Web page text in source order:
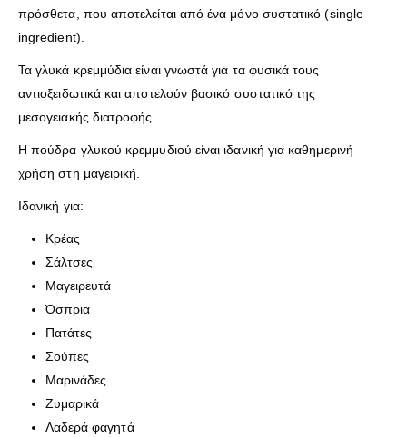
πρόσθετα, που αποτελείται από ένα μόνο συστατικό (single
ingredient).
Τα γλυκά κρεμμύδια είναι γνωστά για τα φυσικά τους
αντιοξειδωτικά και αποτελούν βασικό συστατικό της
μεσογειακής διατροφής.
Η πούδρα γλυκού κρεμμυδιού είναι ιδανική για καθημερινή
χρήση στη μαγειρική.
Ιδανική για:
Κρέας
Σάλτσες
Μαγειρευτά
Όσπρια
Πατάτες
Σούπες
Μαρινάδες
Ζυμαρικά
Λαδερά φαγητά